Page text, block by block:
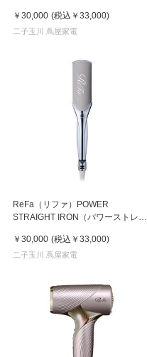
￥30,000 (税込 ￥33,000)
二子玉川 蔦屋家電
ReFa（リファ）POWER
STRAIGHT IRON（パワーストレー
￥30,000 (税込 ￥33,000)
二子玉川 蔦屋家電